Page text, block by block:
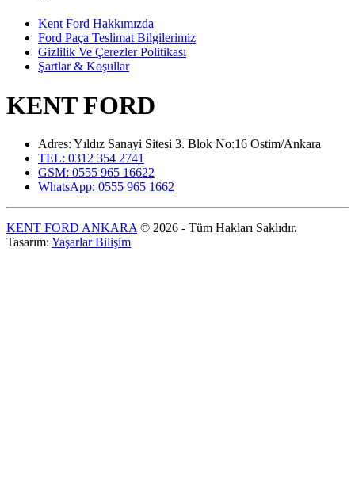
Kent Ford Hakkımızda
Ford Paça Teslimat Bilgilerimiz
Gizlilik Ve Çerezler Politikası
Şartlar & Koşullar
KENT FORD
Adres: Yıldız Sanayi Sitesi 3. Blok No:16 Ostim/Ankara
TEL: 0312 354 2741
GSM: 0555 965 16622
WhatsApp: 0555 965 1662
KENT FORD ANKARA © 2026 - Tüm Hakları Saklıdır.
Tasarım: Yaşarlar Bilişim